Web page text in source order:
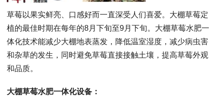
草莓以果实鲜亮、口感好而一直深受人们喜爱。大棚草莓定
植的最佳时期在每年的8月下旬至9月下旬。大棚草莓水肥一
体化技术能减少大棚地表蒸发，降低温室湿度，减少病虫害
和杂草的发生，同时避免草莓直接接触土壤，提高草莓外观
和品质。
大棚草莓水肥一体化设备：